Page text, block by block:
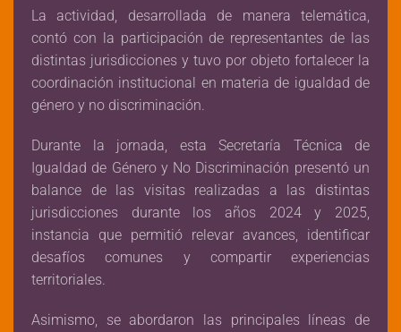
La actividad, desarrollada de manera telemática,
contó con la participación de representantes de las
distintas jurisdicciones y tuvo por objeto fortalecer la
coordinación institucional en materia de igualdad de
género y no discriminación.
Durante la jornada, esta Secretaría Técnica de
Igualdad de Género y No Discriminación presentó un
balance de las visitas realizadas a las distintas
jurisdicciones durante los años 2024 y 2025,
instancia que permitió relevar avances, identificar
desafíos comunes y compartir experiencias
territoriales.
Asimismo, se abordaron las principales líneas de